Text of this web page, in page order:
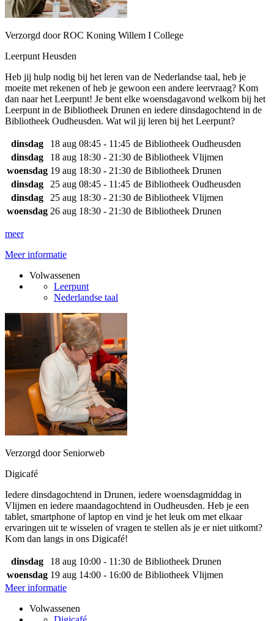
Verzorgd door ROC Koning Willem I College
Leerpunt Heusden
Heb jij hulp nodig bij het leren van de Nederlandse taal, heb je
moeite met rekenen of heb je gewoon een andere leervraag? Kom
dan naar het Leerpunt! Je bent elke woensdagavond welkom bij het
Leerpunt in de Bibliotheek Drunen en iedere dinsdagochtend in de
Bibliotheek Oudheusden. Wat wil jij leren bij het Leerpunt?
dinsdag 18 aug 08:45 - 11:45 de Bibliotheek Oudheusden
dinsdag
18 aug 18:30 - 21:30 de Bibliotheek Vlijmen
woensdag 19 aug 18:30 - 21:30 de Bibliotheek Drunen
dinsdag
25 aug 08:45 - 11:45 de Bibliotheek Oudheusden
dinsdag
25 aug 18:30 - 21:30 de Bibliotheek Vlijmen
woensdag 26 aug 18:30 - 21:30 de Bibliotheek Drunen
meer
Meer informatie
Volwassenen
Leerpunt
Nederlandse taal
Verzorgd door Seniorweb
Digicafé
Iedere dinsdagochtend in Drunen, iedere woensdagmiddag in
Vlijmen en iedere maandagochtend in Oudheusden. Heb je een
tablet, smartphone of laptop en vind je het leuk om met elkaar
ervaringen uit te wisselen of vragen te stellen als je er niet uitkomt?
Kom dan langs in ons Digicafé!
dinsdag 18 aug 10:00 - 11:30 de Bibliotheek Drunen
woensdag 19 aug 14:00 - 16:00 de Bibliotheek Vlijmen
Meer informatie
Volwassenen